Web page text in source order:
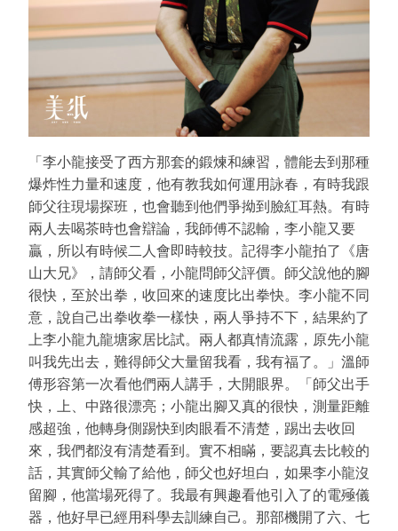
「李小龍接受了西方那套的鍛煉和練習，體能去到那種
爆炸性力量和速度，他有教我如何運用詠春，有時我跟
師父往現場探班，也會聽到他們爭拗到臉紅耳熱。有時
兩人去喝茶時也會辯論，我師傅不認輸，李小龍又要
贏，所以有時候二人會即時較技。記得李小龍拍了《唐
山大兄》，請師父看，小龍問師父評價。師父說他的腳
很快，至於出拳，收回來的速度比出拳快。李小龍不同
意，說自己出拳收拳一樣快，兩人爭持不下，結果約了
上李小龍九龍塘家居比試。兩人都真情流露，原先小龍
叫我先出去，難得師父大量留我看，我有福了。」溫師
傅形容第一次看他們兩人講手，大開眼界。「師父出手
快，上、中路很漂亮；小龍出腳又真的很快，測量距離
感超強，他轉身側踢快到肉眼看不清楚，踢出去收回
來，我們都沒有清楚看到。實不相瞞，要認真去比較的
話，其實師父輸了給他，師父也好坦白，如果李小龍沒
留腳，他當場死得了。我最有興趣看他引入了的電殛儀
器，他好早已經用科學去訓練自己。那部機開了六、七